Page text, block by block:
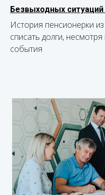
Безвыходных
История пенсионерки
списать долги,
события